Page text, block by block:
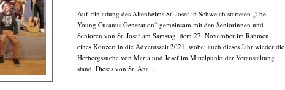
Auf Einladung des Altenheims St. Josef in Schweich starteten „The
Young Cusanus Generation“ gemeinsam mit den Seniorinnen und
Senioren von St. Josef am Samstag, dem 27. November im Rahmen
eines Konzert in die Adventszeit 2021, wobei auch dieses Jahr wieder die
Herbergssuche von Maria und Josef im Mittelpunkt der Veranstaltung
stand. Dieses von Sr. Ana…